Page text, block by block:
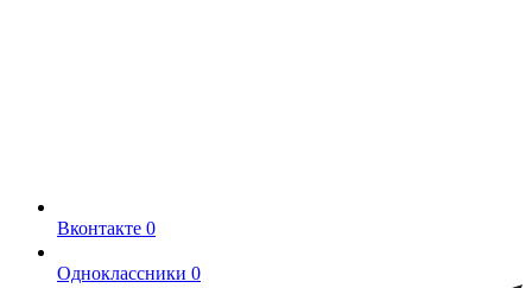
Вконтакте 0
Одноклассники 0